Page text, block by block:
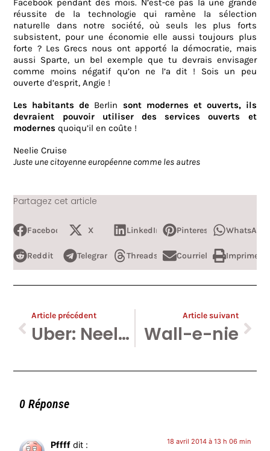
Partagez cet article
Facebook pendant des mois. N’est-ce pas là une grande
réussite de la technologie qui ramène la sélection
naturelle dans notre société, où seuls les plus forts
subsistent, pour une économie elle aussi toujours plus
forte ? Les Grecs nous ont apporté la démocratie, mais
aussi Sparte, un bel exemple que tu devrais envisager
comme moins négatif qu’on ne l’a dit ! Sois un peu
ouverte d’esprit, Angie !
Les habitants de Berlin sont modernes et ouverts, ils
devraient pouvoir utiliser des services ouverts et
modernes quoiqu’il en coûte !
Neelie Cruise
Juste une citoyenne européenne comme les autres
Facebook X LinkedIn Pinterest WhatsApp
Reddit Telegram Threads Courriel Imprimer
Article précédent
Uber: Neelie Cruise’s mail to Angela Murkel intercepted.
Article suivant
Wall-e-nie
0 Réponse
Pffff dit : 18 avril 2014 à 13 h 06 min